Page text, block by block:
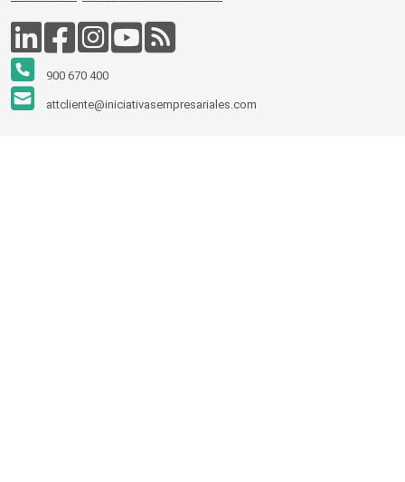
900 670 400
attcliente@iniciativasempresariales.com